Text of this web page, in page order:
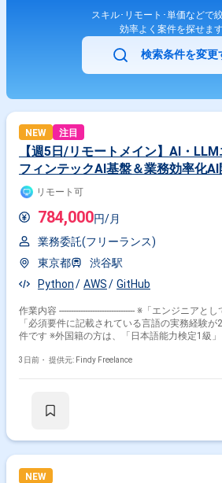
スキル･リモート･単価などで
効率よく案件を探せます
検索条件を変更
NEW 注目
【週5日/リモートメイン】AI・
フィンテックAI基盤＆業務効率化
集！リモート可
784,000円/月
業務委託(フリーランス)
東京都
渋谷駅
Python
AWS GitHub
作業内容 -------------------------------- ※「エンジニアと
「必須要件に記載されている言語の実務経験
件です ※外国籍の方は、「日本語能力検定1級」
稼働が前提となります。 ※すでにFindy
合わせてJira上でタスクを生成 - フィンテック
3日前・ 提供元: Findy Freelance
NEW